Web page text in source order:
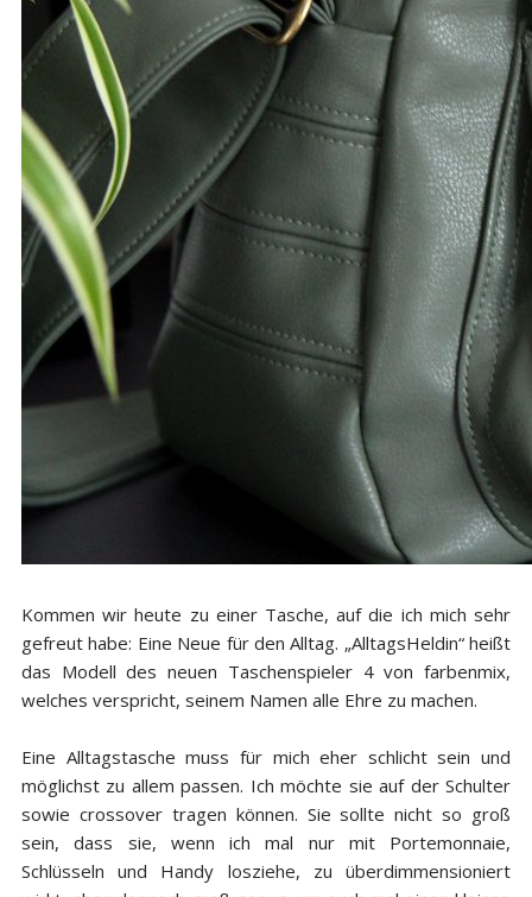
Kommen wir heute zu einer Tasche, auf die ich mich sehr
gefreut habe: Eine Neue für den Alltag. „AlltagsHeldin“ heißt
das Modell des neuen Taschenspieler 4 von farbenmix,
welches verspricht, seinem Namen alle Ehre zu machen.
Eine Alltagstasche muss für mich eher schlicht sein und
möglichst zu allem passen. Ich möchte sie auf der Schulter
sowie crossover tragen können. Sie sollte nicht so groß
sein, dass sie, wenn ich mal nur mit Portemonnaie,
Schlüsseln und Handy losziehe, zu überdimmensioniert